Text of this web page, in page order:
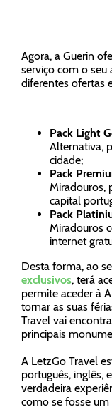
Agora, a Guerin
serviço com o seu
diferentes ofertas
Pack Light
Alternativa,
cidade;
Pack
Miradouros,
capital
Pack
Miradouros
internet
Desta forma, ao
exclusivos, terá
permite aceder à
tornar as suas
Travel vai
principais
A LetzGo Travel
português, inglês,
verdadeira
como se fosse um